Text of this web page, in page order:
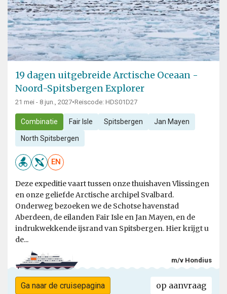
19 dagen uitgebreide Arctische Oceaan -
Noord-Spitsbergen Explorer
21 mei - 8 jun., 2027•Reiscode: HDS01D27
Combinatie Fair Isle Spitsbergen Jan Mayen
North Spitsbergen
EN
Deze expeditie vaart tussen onze thuishaven Vlissingen
en onze geliefde Arctische archipel Svalbard.
Onderweg bezoeken we de Schotse havenstad
Aberdeen, de eilanden Fair Isle en Jan Mayen, en de
indrukwekkende ijsrand van Spitsbergen. Hier krijgt u
de...
m/v Hondius
Ga naar de cruisepagina op aanvraag